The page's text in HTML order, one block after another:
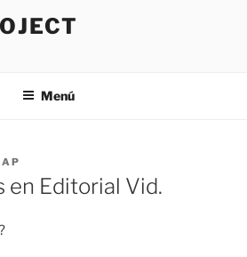
Menú
en Editorial Vid.